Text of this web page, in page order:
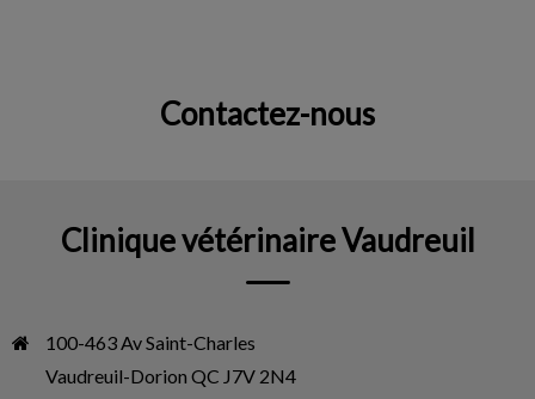
Contactez-nous
Clinique vétérinaire Vaudreuil
100-463 Av Saint-Charles
Vaudreuil-Dorion QC J7V 2N4